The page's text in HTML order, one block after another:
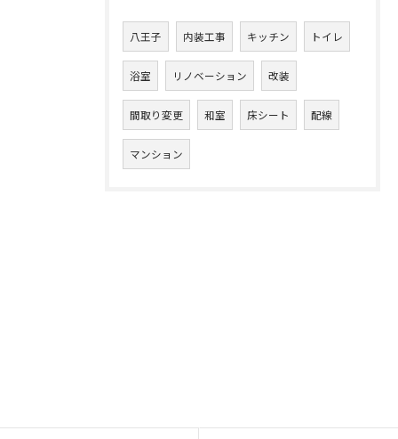
八王子 内装工事 キッチン トイレ
浴室 リノベーション 改装
間取り変更 和室 床シート 配線
マンション